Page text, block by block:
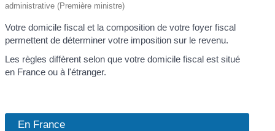
administrative (Première ministre)
Votre domicile fiscal et la composition de votre foyer fiscal
permettent de déterminer votre imposition sur le revenu.
Les règles diffèrent selon que votre domicile fiscal est situé
en France ou à l'étranger.
En France